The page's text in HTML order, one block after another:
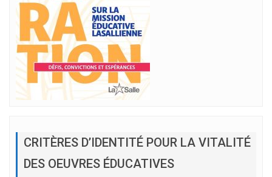
CRITÈRES D’IDENTITÉ POUR LA VITALITÉ
DES OEUVRES ÉDUCATIVES